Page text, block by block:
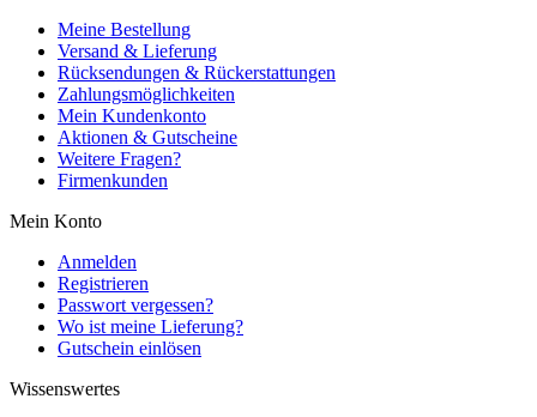
Meine Bestellung
Versand & Lieferung
Rücksendungen & Rückerstattungen
Zahlungsmöglichkeiten
Mein Kundenkonto
Aktionen & Gutscheine
Weitere Fragen?
Firmenkunden
Mein Konto
Anmelden
Registrieren
Passwort vergessen?
Wo ist meine Lieferung?
Gutschein einlösen
Wissenswertes